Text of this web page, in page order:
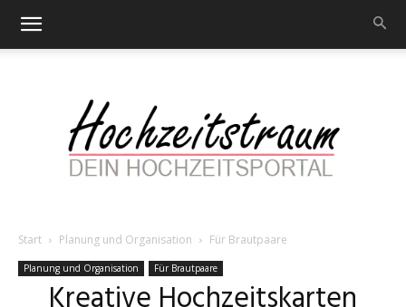
Hochzeitstraum
Start Planung und Organisation Für Brautpaare
Planung und Organisation Für Brautpaare